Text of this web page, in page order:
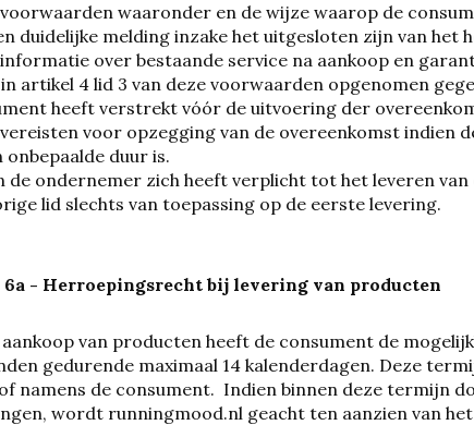
waaronder en de wijze waarop de
duidelijke melding inzake het uitgesloten zijn van het
over bestaande service na aankoop en
artikel 4 lid 3 van deze voorwaarden opgenomen
heeft verstrekt vóór de uitvoering der
vereisten voor opzegging van de overeenkomst indien
onbepaalde duur is.
de ondernemer zich heeft verplicht tot het leveren
lid slechts van toepassing op de eerste levering.
- Herroepingsrecht bij levering van producten
aankoop van producten heeft de consument de
gedurende maximaal 14 kalenderdagen. Deze
namens de consument. Indien binnen deze termijn
wordt runningmood.nl geacht ten aanzien van